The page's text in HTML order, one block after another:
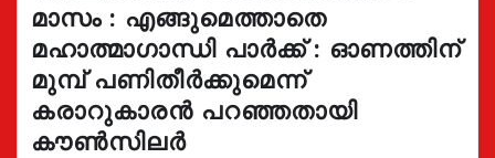
മാസം : എങ്ങുമെത്താതെ
മഹാത്മാഗാന്ധി പാർക്ക് : ഓണത്തിന്
മുമ്പ് പണിതീർക്കുമെന്ന്
കരാറുകാരൻ പറഞ്ഞതായി
കൗൺസിലർ